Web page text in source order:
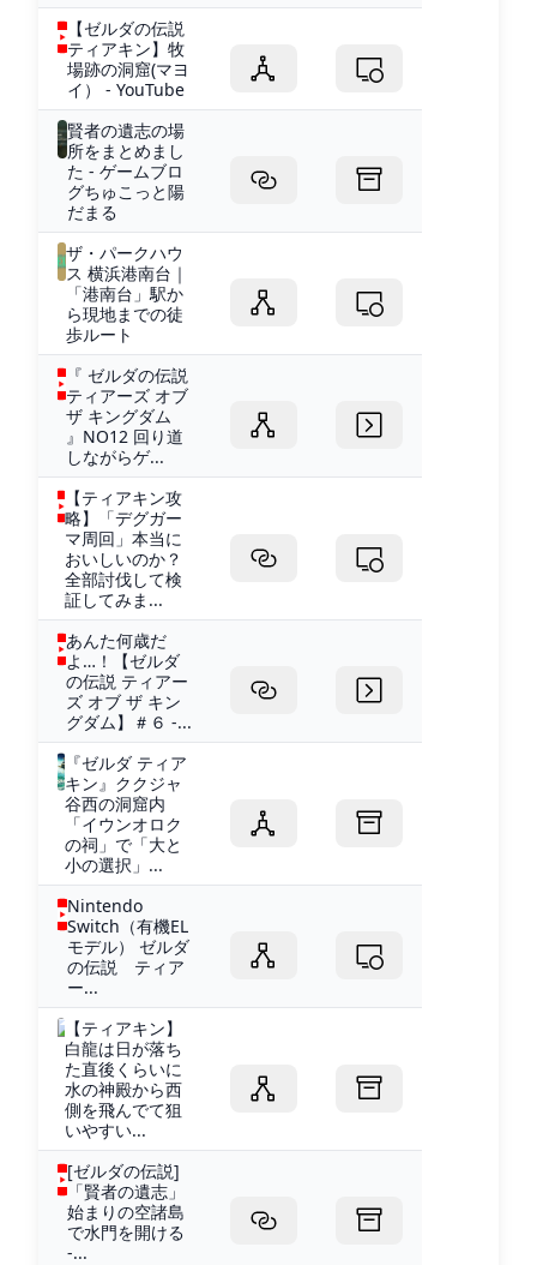
【ゼルダの伝説
ティアキン】牧
場跡の洞窟(マヨ
イ） - YouTube
賢者の遺志の場
所をまとめまし
た - ゲームブロ
グちゅこっと陽
だまる
ザ・パークハウ
ス 横浜港南台｜
「港南台」駅か
ら現地までの徒
歩ルート
『 ゼルダの伝説
ティアーズ オブ
ザ キングダム
』NO12 回り道
しながらゲ...
【ティアキン攻
略】「デグガー
マ周回」本当に
おいしいのか？
全部討伐して検
証してみま...
あんた何歳だ
よ…！【ゼルダ
の伝説 ティアー
ズ オブ ザ キン
グダム】＃６ -...
『ゼルダ ティア
キン』ククジャ
谷西の洞窟内
「イウンオロク
の祠」で「大と
小の選択」...
Nintendo
Switch（有機EL
モデル） ゼルダ
の伝説 ティア
ー...
【ティアキン】
白龍は日が落ち
た直後くらいに
水の神殿から西
側を飛んでて狙
いやすい...
[ゼルダの伝説]
「賢者の遺志」
始まりの空諸島
で水門を開ける
-...